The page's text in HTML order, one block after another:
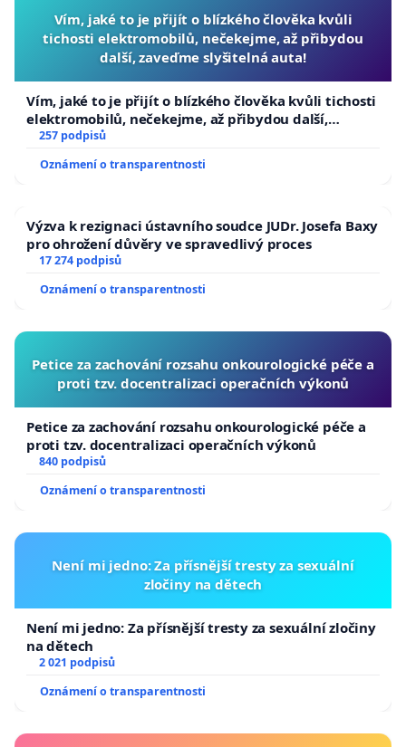
Vím, jaké to je přijít o blízkého člověka kvůli
tichosti elektromobilů, nečekejme, až přibydou
další, zaveďme slyšitelná auta!
Vím, jaké to je přijít o blízkého člověka kvůli tichosti
elektromobilů, nečekejme, až přibydou další,
zaveďme slyšitelná auta!
257 podpisů
Oznámení o transparentnosti
Výzva k rezignaci ústavního soudce JUDr. Josefa Baxy
pro ohrožení důvěry ve spravedlivý proces
17 274 podpisů
Oznámení o transparentnosti
Petice za zachování rozsahu onkourologické péče a
proti tzv. docentralizaci operačních výkonů
Petice za zachování rozsahu onkourologické péče a
proti tzv. docentralizaci operačních výkonů
840 podpisů
Oznámení o transparentnosti
Není mi jedno: Za přísnější tresty za sexuální
zločiny na dětech
Není mi jedno: Za přísnější tresty za sexuální zločiny
na dětech
2 021 podpisů
Oznámení o transparentnosti